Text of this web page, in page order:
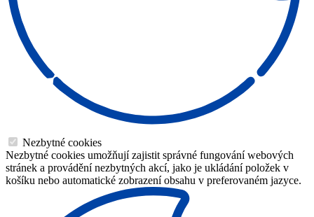
Nezbytné cookies
Nezbytné cookies umožňují zajistit správné fungování webových
stránek a provádění nezbytných akcí, jako je ukládání položek v
košíku nebo automatické zobrazení obsahu v preferovaném jazyce.